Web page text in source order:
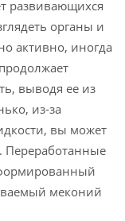
развивающихся
органы и
активно, иногда
выводя ее из
из-за
вы может
Переработанные
меконий